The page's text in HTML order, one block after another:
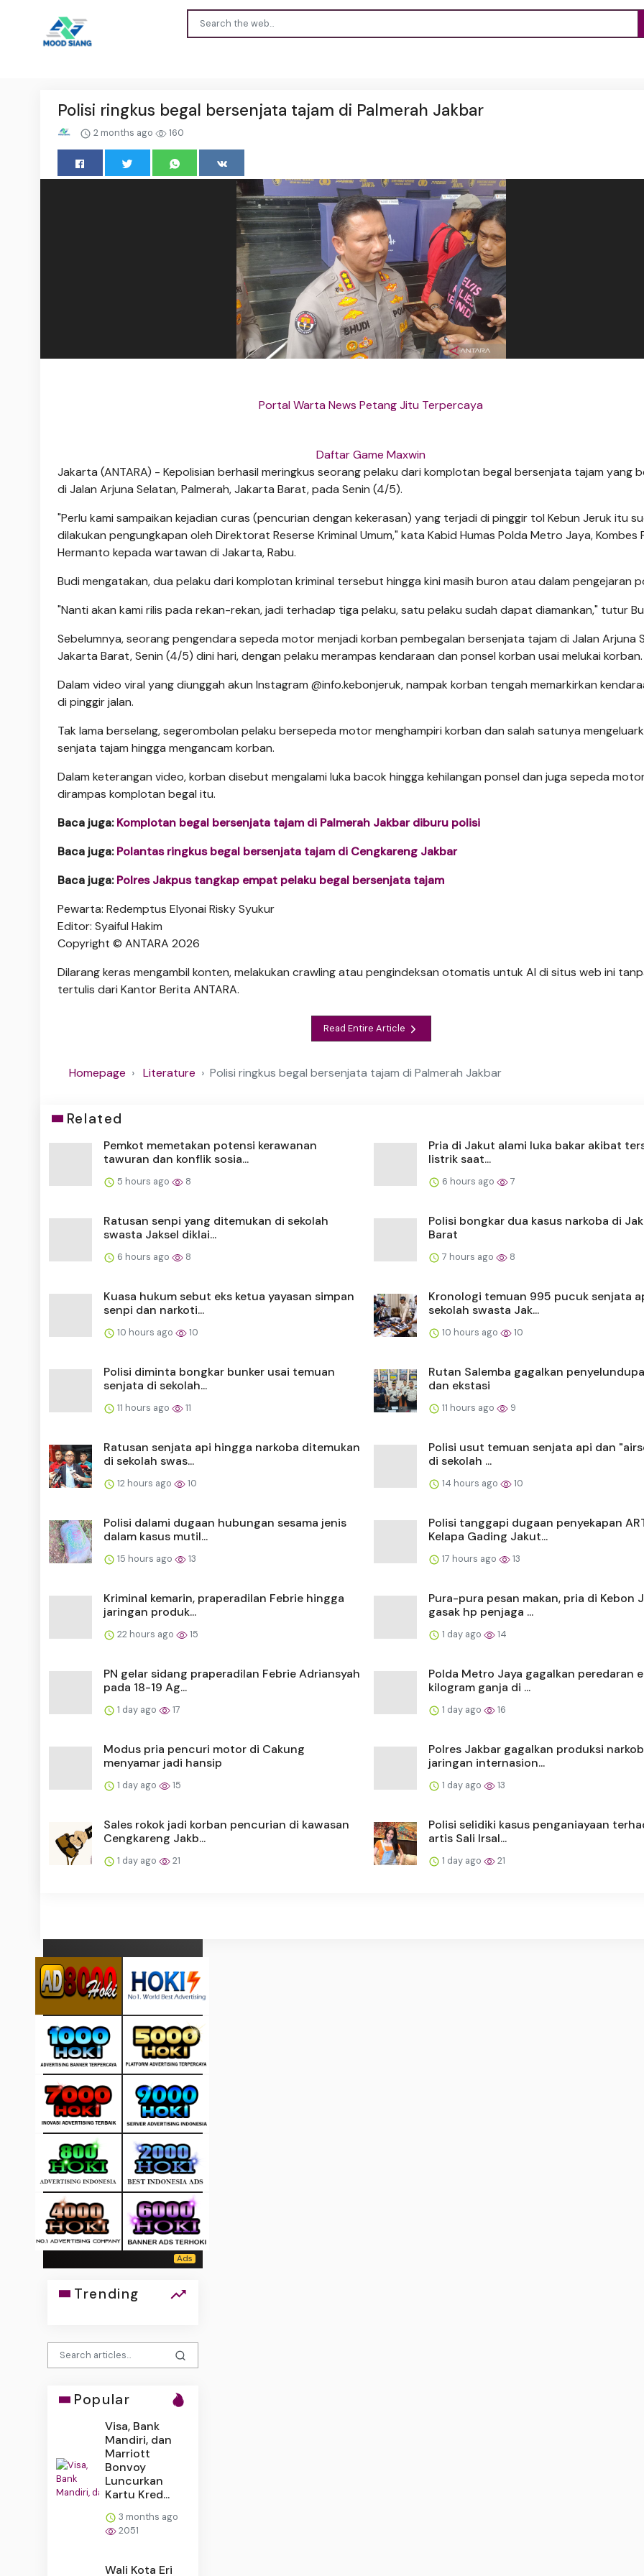
Polisi ringkus begal bersenjata tajam di Palmerah Jakbar
2 months ago 160
Portal Warta News Petang Jitu Terpercaya
Daftar Game Maxwin
Jakarta (ANTARA) - Kepolisian berhasil meringkus seorang pelaku dari komplotan begal bersenjata tajam yang
di Jalan Arjuna Selatan, Palmerah, Jakarta Barat, pada Senin (4/5).
"Perlu kami sampaikan kejadian curas (pencurian dengan kekerasan) yang terjadi di pinggir tol Kebun Jeruk itu
dilakukan pengungkapan oleh Direktorat Reserse Kriminal Umum," kata Kabid Humas Polda Metro Jaya, Kombes
Hermanto kepada wartawan di Jakarta, Rabu.
Budi mengatakan, dua pelaku dari komplotan kriminal tersebut hingga kini masih buron atau dalam pengejaran
"Nanti akan kami rilis pada rekan-rekan, jadi terhadap tiga pelaku, satu pelaku sudah dapat diamankan," tutur
Sebelumnya, seorang pengendara sepeda motor menjadi korban pembegalan bersenjata tajam di Jalan Arjuna
Jakarta Barat, Senin (4/5) dini hari, dengan pelaku merampas kendaraan dan ponsel korban usai melukai korban.
Dalam video viral yang diunggah akun Instagram @info.kebonjeruk, nampak korban tengah memarkirkan
di pinggir jalan.
Tak lama berselang, segerombolan pelaku bersepeda motor menghampiri korban dan salah satunya
senjata tajam hingga mengancam korban.
Dalam keterangan video, korban disebut mengalami luka bacok hingga kehilangan ponsel dan juga sepeda
dirampas komplotan begal itu.
Baca juga:Komplotan begal bersenjata tajam di Palmerah Jakbar diburu polisi
Baca juga:Polantas ringkus begal bersenjata tajam di Cengkareng Jakbar
Baca juga:Polres Jakpus tangkap empat pelaku begal bersenjata tajam
Pewarta: Redemptus Elyonai Risky Syukur
Editor: Syaiful Hakim
Copyright © ANTARA 2026
Dilarang keras mengambil konten, melakukan crawling atau pengindeksan otomatis untuk AI di situs web ini
tertulis dari Kantor Berita ANTARA.
Read Entire Article
Homepage Literature Polisi ringkus begal bersenjata tajam di Palmerah Jakbar
Related
Pemkot memetakan potensi kerawanan
tawuran dan konflik sosia...
5 hours ago 8
Pria di Jakut alami luka bakar akibat
listrik saat...
6 hours ago 7
Ratusan senpi yang ditemukan di sekolah
swasta Jaksel diklai...
6 hours ago 8
Polisi bongkar dua kasus narkoba di
Barat
7 hours ago 8
Kuasa hukum sebut eks ketua yayasan simpan
senpi dan narkoti...
10 hours ago 10
Kronologi temuan 995 pucuk senjata
sekolah swasta Jak...
10 hours ago 10
Polisi diminta bongkar bunker usai temuan
senjata di sekolah...
11 hours ago 11
Rutan Salemba gagalkan
dan ekstasi
11 hours ago 9
Ratusan senjata api hingga narkoba ditemukan
di sekolah swas...
12 hours ago 10
Polisi usut temuan senjata api dan
di sekolah ...
14 hours ago 10
Polisi dalami dugaan hubungan sesama jenis
dalam kasus mutil...
15 hours ago 13
Polisi tanggapi dugaan penyekapan
Kelapa Gading Jakut...
17 hours ago 13
Kriminal kemarin, praperadilan Febrie hingga
jaringan produk...
22 hours ago 15
Pura-pura pesan makan, pria di Kebon
gasak hp penjaga ...
1 day ago 14
PN gelar sidang praperadilan Febrie Adriansyah
pada 18-19 Ag...
1 day ago 17
Polda Metro Jaya gagalkan peredaran
kilogram ganja di ...
1 day ago 16
Modus pria pencuri motor di Cakung
menyamar jadi hansip
1 day ago 15
Polres Jakbar gagalkan produksi
jaringan internasion...
1 day ago 13
Sales rokok jadi korban pencurian di kawasan
Cengkareng Jakb...
1 day ago 21
Polisi selidiki kasus penganiayaan
artis Sali Irsal...
1 day ago 21
Trending
Popular
Visa, Bank
Mandiri, dan
Marriott
Bonvoy
Luncurkan
Kartu Kred...
3 months ago
2051
Wali Kota Eri